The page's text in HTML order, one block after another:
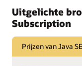
Uitgelichte
Subscription
Prijzen van Java